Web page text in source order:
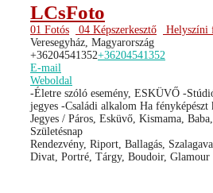
LCsFoto
01 Fotós 04 Képszerkesztő Helyszíni
Veresegyház, Magyarország
+36204541352+36204541352
E-mail
Weboldal
-Életre szóló esemény, ESKÜVŐ -
jegyes -Családi alkalom Ha fényképészt
Jegyes / Páros, Esküvő, Kismama,
Születésnap
Rendezvény, Riport, Ballagás,
Divat, Portré, Tárgy, Boudoir, Glamour